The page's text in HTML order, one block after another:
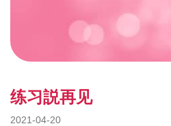
练习説再见
2021-04-20